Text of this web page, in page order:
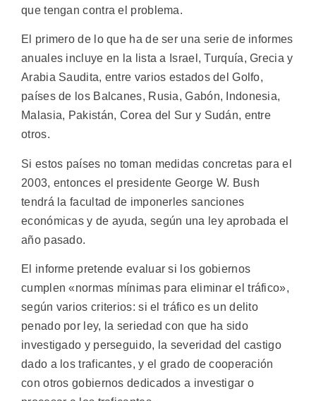
que tengan contra el problema.
El primero de lo que ha de ser una serie de informes
anuales incluye en la lista a Israel, Turquía, Grecia y
Arabia Saudita, entre varios estados del Golfo,
países de los Balcanes, Rusia, Gabón, Indonesia,
Malasia, Pakistán, Corea del Sur y Sudán, entre
otros.
Si estos países no toman medidas concretas para el
2003, entonces el presidente George W. Bush
tendrá la facultad de imponerles sanciones
económicas y de ayuda, según una ley aprobada el
año pasado.
El informe pretende evaluar si los gobiernos
cumplen «normas mínimas para eliminar el tráfico»,
según varios criterios: si el tráfico es un delito
penado por ley, la seriedad con que ha sido
investigado y perseguido, la severidad del castigo
dado a los traficantes, y el grado de cooperación
con otros gobiernos dedicados a investigar o